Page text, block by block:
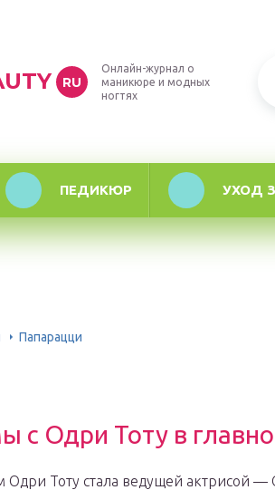
RU
Онлайн-журнал о
маникюре и модных
ногтях
ПЕДИКЮР УХОД
Папарацци
с Одри Тоту в
Тоту стала ведущей актрисой —